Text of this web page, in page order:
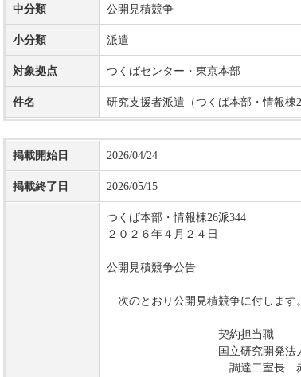
中分類 公開見積競争
小分類 派遣
対象拠点 つくばセンター・東京本部
件名 研究支援者派遣（つくば本部・情報棟
掲載開始日 2026/04/24
掲載終了日 2026/05/15
つくば本部・情報棟26派344
２０２６年４月２４日
公開見積競争公告
次のとおり公開見積競争に付します。
契約担当職
国立研究開発法人産業
調達二室長 赤坂